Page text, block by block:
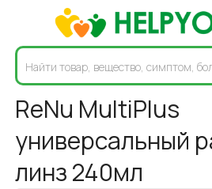
ReNu MultiPlus
универсальный
линз 240мл